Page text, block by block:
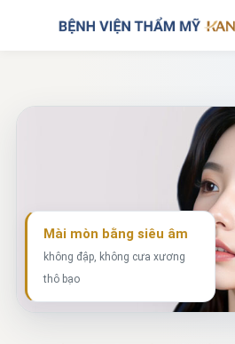
Mài mòn bằng siêu âm
không đập, không cưa xương
thô bạo